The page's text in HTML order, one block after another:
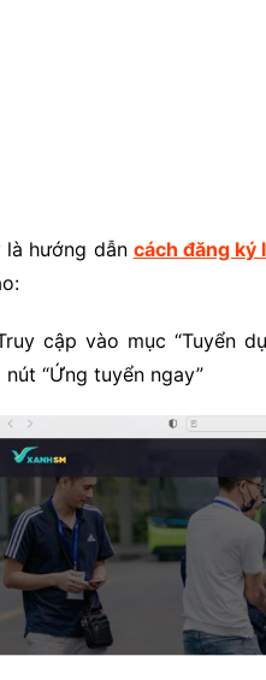
là hướng dẫn cách đăng ký
cập vào mục “Tuyển
nút “Ứng tuyển ngay”